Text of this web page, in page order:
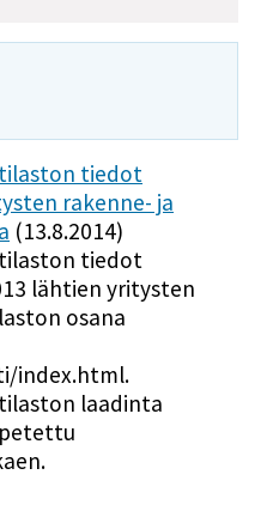
tiedot
rakenne- ja
(13.8.2014)
tiedot
lähtien yritysten
osana
index.html.
laadinta